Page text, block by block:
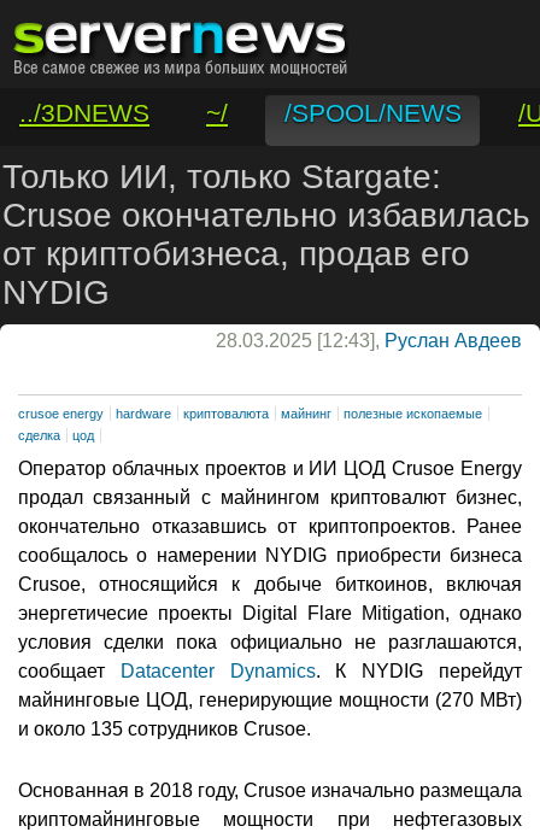
../3DNEWS ~/ /SPOOL/NEWS
/
/VAR/CONTACT
Только ИИ, только Stargate:
Crusoe окончательно избавилась
от криптобизнеса, продав его
NYDIG
28.03.2025 [12:43], Руслан Авдеев
crusoe energy hardware криптовалюта майнинг
полезные ископаемые
сделка
цод
Оператор облачных проектов и ИИ ЦОД Crusoe Energy
продал связанный с майнингом криптовалют бизнес,
окончательно отказавшись от криптопроектов. Ранее
сообщалось о намерении NYDIG приобрести бизнеса
Crusoe, относящийся к добыче биткоинов, включая
энергетичесие проекты Digital Flare Mitigation, однако
условия сделки пока официально не разглашаются,
сообщает
Datacenter Dynamics. К NYDIG перейдут
майнинговые ЦОД, генерирующие мощности (270 МВт)
и около 135 сотрудников Crusoe.
Основанная в 2018 году, Crusoe изначально размещала
криптомайнинговые мощности при нефтегазовых